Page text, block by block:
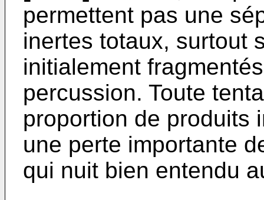
permettent pas une
inertes totaux, surtout
initialement
percussion. Toute
proportion de produits
une perte importante
qui nuit bien entendu